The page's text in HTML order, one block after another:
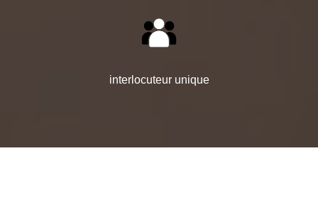
interlocuteur unique